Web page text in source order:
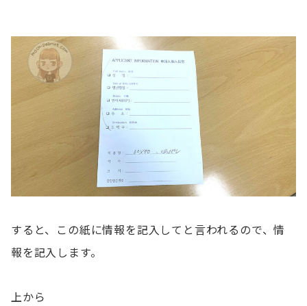
すると、この紙に情報を記入してと言われるので、情
報を記入します。
上から